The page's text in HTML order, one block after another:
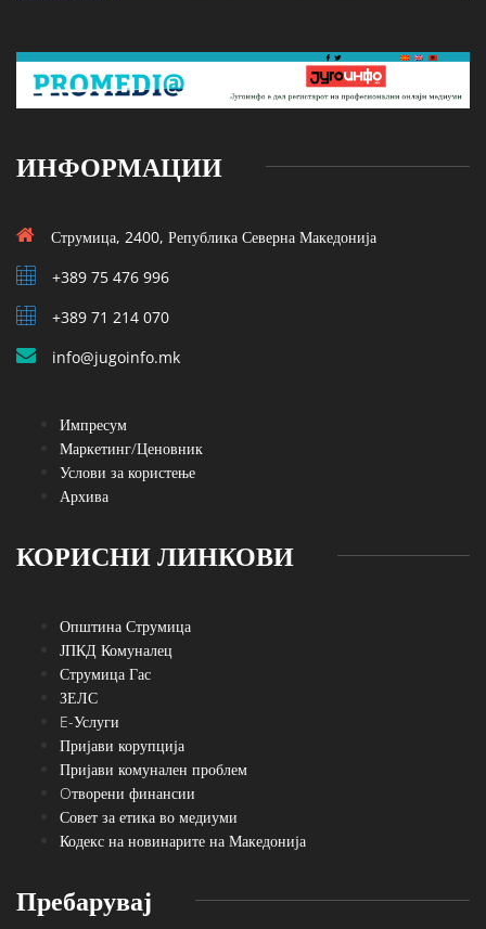
ИНФОРМАЦИИ
Струмица, 2400, Република Северна Македонија
+389 75 476 996
+389 71 214 070
info@jugoinfo.mk
Импресум
Маркетинг/Ценовник
Услови за користење
Архива
КОРИСНИ ЛИНКОВИ
Општина Струмица
ЈПКД Комуналец
Струмица Гас
ЗЕЛС
E-Услуги
Пријави корупција
Пријави комунален проблем
Oтворени финансии
Совет за етика во медиуми
Кодекс на новинарите на Македонија
Пребарувај